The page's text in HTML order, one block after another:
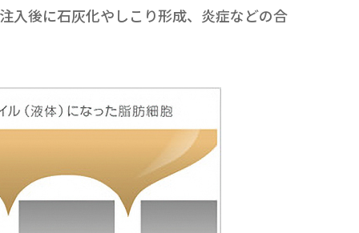
入後に石灰化やしこり形成、炎症などの合